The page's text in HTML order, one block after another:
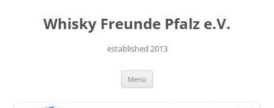
springenWhisky Freunde Pfalz e.V.
established 2013
Menü